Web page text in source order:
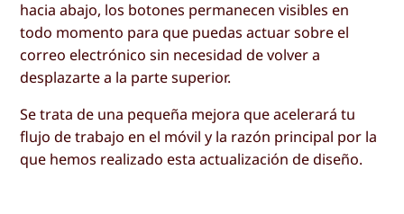
hacia abajo, los botones permanecen visibles en
todo momento para que puedas actuar sobre el
correo electrónico sin necesidad de volver a
desplazarte a la parte superior.
Se trata de una pequeña mejora que acelerará tu
flujo de trabajo en el móvil y la razón principal por la
que hemos realizado esta actualización de diseño.